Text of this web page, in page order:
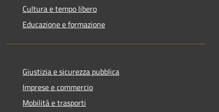
Cultura e tempo libero
Educazione e formazione
Giustizia e sicurezza pubblica
Imprese e commercio
Mobilità e trasporti